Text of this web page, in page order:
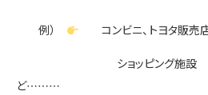
例） コンビニ、トヨタ販売
ショッピン
ど………